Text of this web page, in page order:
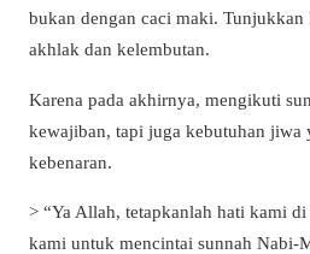
bukan dengan caci maki. Tunjukkan
akhlak dan kelembutan.
Karena pada akhirnya, mengikuti
kewajiban, tapi juga kebutuhan jiwa
kebenaran.
> “Ya Allah, tetapkanlah hati kami
kami untuk mencintai sunnah Nabi-